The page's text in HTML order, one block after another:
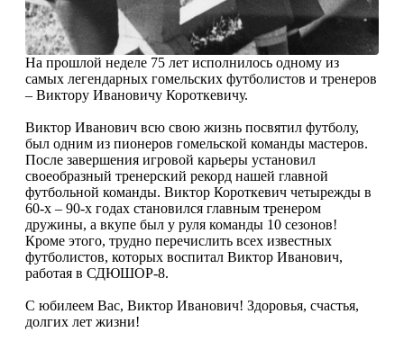
На прошлой неделе 75 лет исполнилось одному из
самых легендарных гомельских футболистов и тренеров
– Виктору Ивановичу Короткевичу.
Виктор Иванович всю свою жизнь посвятил футболу,
был одним из пионеров гомельской команды мастеров.
После завершения игровой карьеры установил
своеобразный тренерский рекорд нашей главной
футбольной команды. Виктор Короткевич четырежды в
60-х – 90-х годах становился главным тренером
дружины, а вкупе был у руля команды 10 сезонов!
Кроме этого, трудно перечислить всех известных
футболистов, которых воспитал Виктор Иванович,
работая в СДЮШОР-8.
С юбилеем Вас, Виктор Иванович! Здоровья, счастья,
долгих лет жизни!